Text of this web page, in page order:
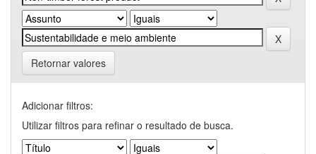
Retornar valores
Adicionar filtros:
Utilizar filtros para refinar o resultado de busca.